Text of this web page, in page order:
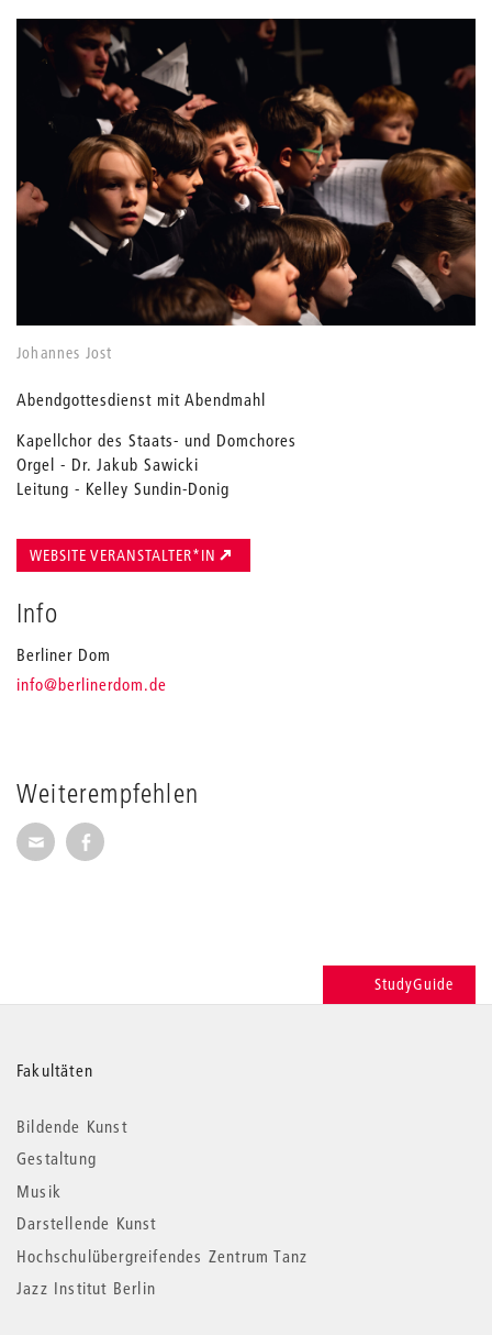
Weiterempfehlen
Seite per E-Mail weiterempfehlen
Seite auf Facebook weiterempfehlen
Johannes Jost
Abendgottesdienst mit Abendmahl
Kapellchor des Staats- und Domchores
Orgel - Dr. Jakub Sawicki
Leitung - Kelley Sundin-Donig
WEBSITE VERANSTALTER*IN
Info
Berliner Dom
info_
@berlinerdom.de
StudyGuide
Weitere
Informationen
Fakultäten
Bildende Kunst
Gestaltung
Musik
Darstellende Kunst
Hochschulübergreifendes Zentrum Tanz
Jazz Institut Berlin